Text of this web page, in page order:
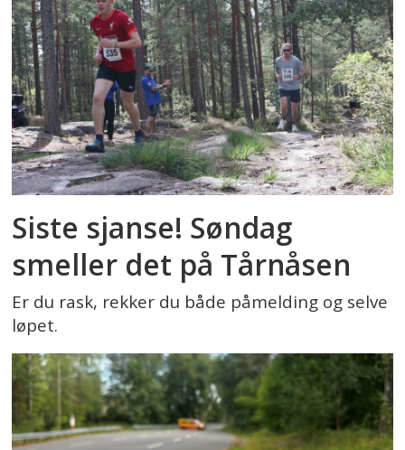
Siste sjanse! Søndag
smeller det på Tårnåsen
Er du rask, rekker du både påmelding og selve
løpet.